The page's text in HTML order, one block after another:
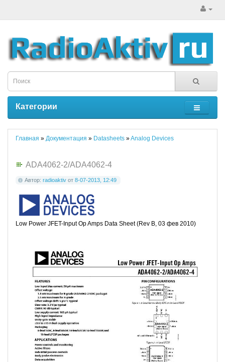
Категории
Главная » Документация » Datasheets »Analog Devices
ADA4062-2/ADA4062-4
Автор: radioaktiv от 8-07-2013, 12:49
Low Power JFET-Input Op Amps Data Sheet (Rev B, 03 фев 2010)